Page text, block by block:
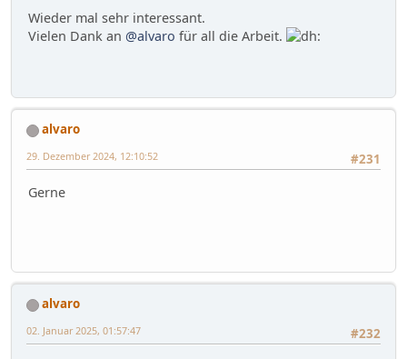
Wieder mal sehr interessant.
Vielen Dank an @alvaro für all die Arbeit.
alvaro
#231
29. Dezember 2024, 12:10:52
Gerne
alvaro
#232
02. Januar 2025, 01:57:47